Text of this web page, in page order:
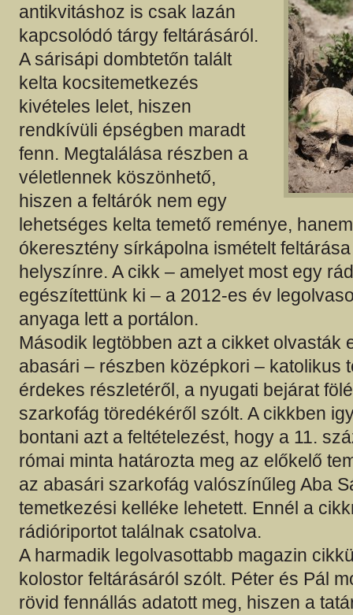
antikvitáshoz is csak lazán
kapcsolódó tárgy feltárásáról.
A sárisápi dombtetőn talált
kelta kocsitemetkezés
kivételes lelet, hiszen
rendkívüli épségben maradt
fenn. Megtalálása részben a
véletlennek köszönhető,
hiszen a feltárók nem egy
lehetséges kelta temető reménye,
ókeresztény sírkápolna ismételt
helyszínre. A cikk – amelyet most egy
egészítettünk ki – a 2012-es év
anyaga lett a portálon.
Második legtöbben azt a cikket olvasták
abasári – részben középkori – katolikus
érdekes részletéről, a nyugati bejárat
szarkofág töredékéről szólt. A cikkben
bontani azt a feltételezést, hogy a 11.
római minta határozta meg az előkelő
az abasári szarkofág valószínűleg Aba
temetkezési kelléke lehetett. Ennél a
rádióriportot találnak csatolva.
A harmadik legolvasottabb magazin
kolostor feltárásáról szólt. Péter és Pál
rövid fennállás adatott meg, hiszen a